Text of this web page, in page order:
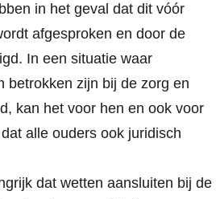
in het geval dat dit vóór
afgesproken en door de
In een situatie waar
betrokken zijn bij de zorg en
kan het voor hen en ook voor
alle ouders ook juridisch
dat wetten aansluiten bij de